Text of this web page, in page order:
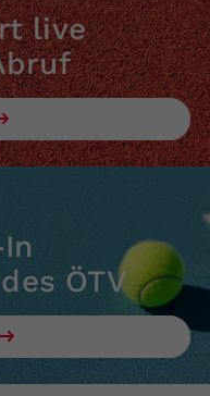
live
ÖTV